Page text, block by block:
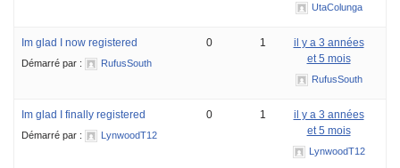
UtaColunga
Im glad I now registered
Démarré par : RufusSouth
0 1
il y a 3 années
et 5 mois
RufusSouth
Im glad I finally registered
Démarré par : LynwoodT12
0 1
il y a 3 années
et 5 mois
LynwoodT12